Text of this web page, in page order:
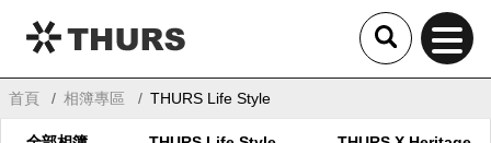
THURS
首頁 相簿專區 THURS Life Style